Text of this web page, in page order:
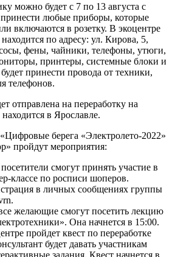
можно будет с 7 по 13 августа с
любые приборы, которые
включаются в розетку. В экоцентре
по адресу: ул. Кирова, 5,
фены, чайники, телефоны, утюги,
принтеры, системные блоки и
принести провода от техники,
телефонов.
отправлена на переработку на
в Ярославле.
берега «Электролето-2022»
пройдут мероприятия:
смогут принять участие в
классе по росписи шоперов.
в личных сообщениях группы
желающие смогут посетить лекцию
Она начнется в 15:00.
пройдет квест по переработке
будет давать участникам
задания. Квест начнется в